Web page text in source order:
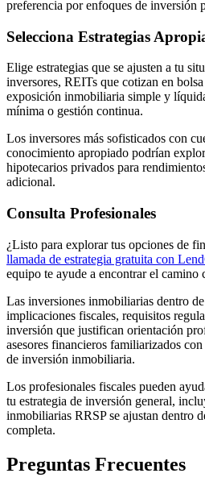
preferencia por enfoques de inversión
Selecciona Estrategias
Elige estrategias que se ajusten a tu
inversores, REITs que cotizan en
exposición inmobiliaria simple y
mínima o gestión continua.
Los inversores más sofisticados con
conocimiento apropiado podrían
hipotecarios privados para
adicional.
Consulta Profesionales
¿Listo para explorar tus opciones de
llamada de estrategia gratuita con
equipo te ayude a encontrar el camino
Las inversiones inmobiliarias dentro
implicaciones fiscales, requisitos
inversión que justifican orientación
asesores financieros familiarizados
de inversión inmobiliaria.
Los profesionales fiscales pueden
tu estrategia de inversión general,
inmobiliarias RRSP se ajustan dentro
completa.
Preguntas Frecuentes